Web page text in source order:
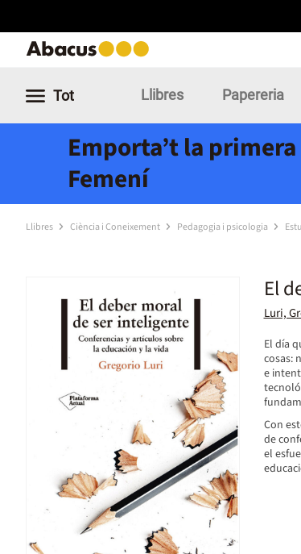
Tot Llibres Papereria
Emporta’t la
Femení
Llibres Ciència i Coneixement Pedagogia i psicologia
El
Luri,
El día
cosas:
e
Con
de
el